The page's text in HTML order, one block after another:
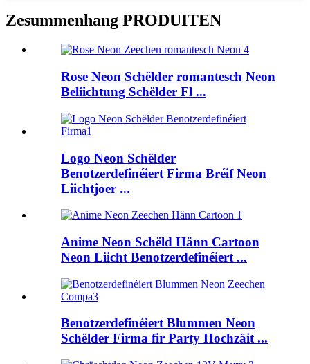
Zesummenhang PRODUITEN
Rose Neon Schëlder romantesch Neon
Beliichtung Schëlder Fl ...
Logo Neon Schëlder
Benotzerdefinéiert Firma Bréif Neon
Liichtjoer ...
Anime Neon Schëld Hänn Cartoon
Neon Liicht Benotzerdefinéiert ...
Benotzerdefinéiert Blummen Neon
Schëlder Firma fir Party Hochzäit ...